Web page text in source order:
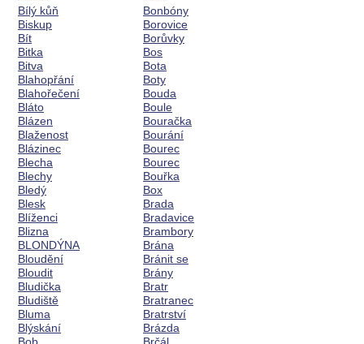
Bílý kůň
Biskup
Bít
Bitka
Bitva
Blahopřání
Blahořečení
Bláto
Blázen
Blaženost
Blázinec
Blecha
Blechy
Bledý
Blesk
Blíženci
Blizna
BLONDÝNA
Bloudění
Bloudit
Bludička
Bludiště
Bluma
Blýskání
Bonbóny
Borovice
Borůvky
Bos
Bota
Boty
Bouda
Boule
Bouračka
Bourání
Bourec
Bourec
Bouřka
Box
Brada
Bradavice
Brambory
Brána
Bránit se
Brány
Bratr
Bratranec
Bratrství
Brázda